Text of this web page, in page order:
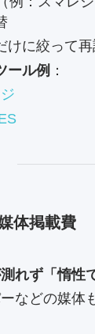
けに絞って
ール例 ：
体掲載費
れず「惰性
などの媒体